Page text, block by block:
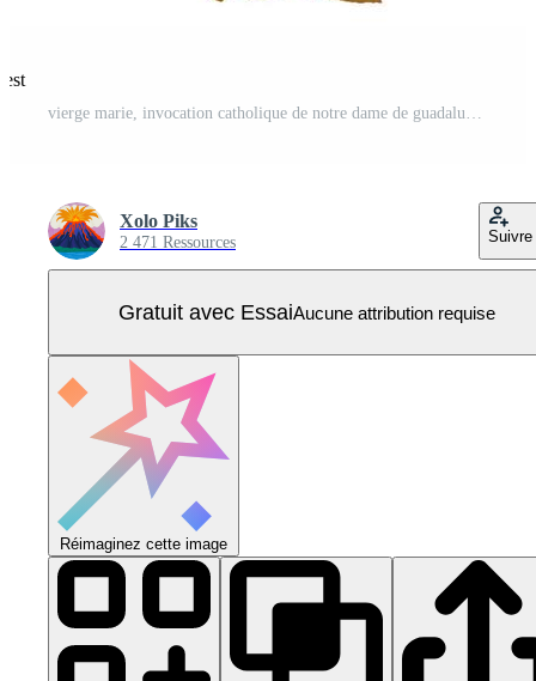
vierge marie, invocation catholique de notre dame de guadalupe, impératrice d'amérique Vecteur Pro
Xolo Piks
2 471 Ressources Suivre
Gratuit avec EssaiAucune attribution requise
Réimaginez cette image